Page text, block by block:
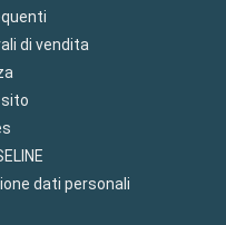
di vendita
sito
dati personali